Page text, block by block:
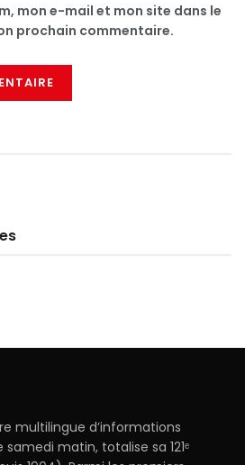
mon e-mail et mon site dans le
prochain commentaire.
multilingue d’informations
matin, totalise sa 121ᵉ